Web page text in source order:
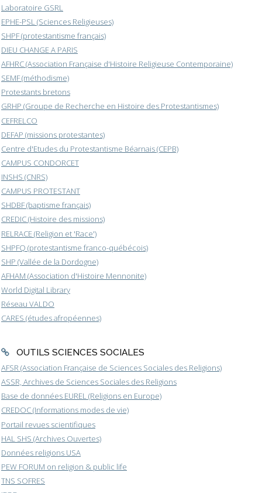
Laboratoire GSRL
EPHE-PSL (Sciences Religieuses)
SHPF (protestantisme français)
DIEU CHANGE A PARIS
AFHRC (Association Française d'Histoire Religieuse Contemporaine)
SEMF (méthodisme)
Protestants bretons
GRHP (Groupe de Recherche en Histoire des Protestantismes)
CEFRELCO
DEFAP (missions protestantes)
Centre d'Etudes du Protestantisme Béarnais (CEPB)
CAMPUS CONDORCET
INSHS (CNRS)
CAMPUS PROTESTANT
SHDBF (baptisme français)
CREDIC (Histoire des missions)
RELRACE (Religion et 'Race')
SHPFQ (protestantisme franco-québécois)
SHP (Vallée de la Dordogne)
AFHAM (Association d'Histoire Mennonite)
World Digital Library
Réseau VALDO
CARES (études afropéennes)
OUTILS SCIENCES SOCIALES
AFSR (Association Française de Sciences Sociales des Religions)
ASSR, Archives de Sciences Sociales des Religions
Base de données EUREL (Religions en Europe)
CREDOC (Informations modes de vie)
Portail revues scientifiques
HAL SHS (Archives Ouvertes)
Données religions USA
PEW FORUM on religion & public life
TNS SOFRES